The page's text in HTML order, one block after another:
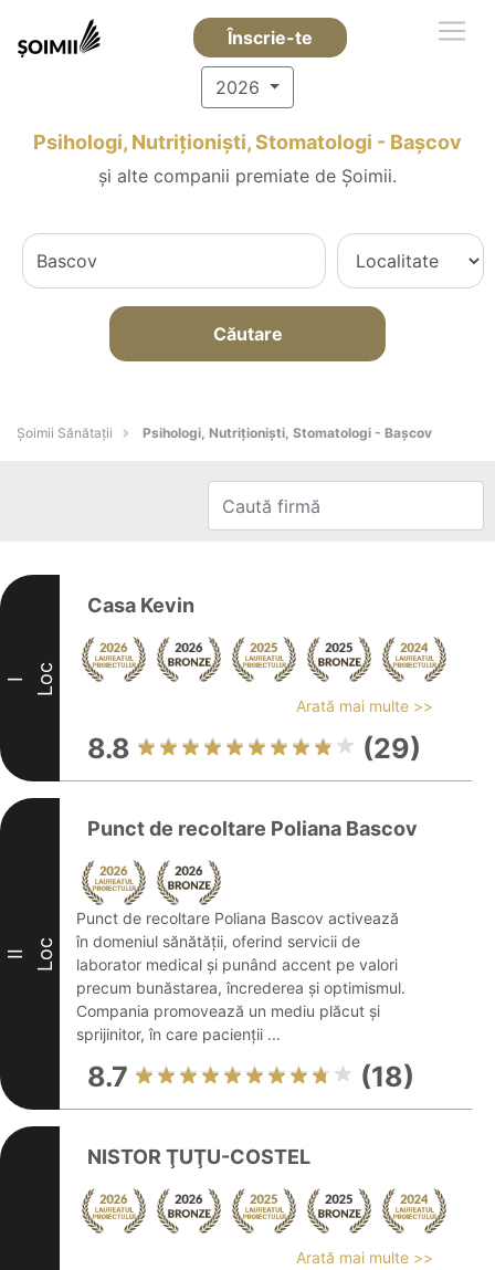
Înscrie-te
2026
Psihologi, Nutriționiști, Stomatologi - Başcov
și alte companii premiate de Șoimii.
Căutare
Şoimii Sănătații Psihologi, Nutriționiști, Stomatologi - Başcov
I Loc
Casa Kevin
Arată mai multe >>
8.8 (29)
II Loc
Punct de recoltare Poliana Bascov
Punct de recoltare Poliana Bascov activează
în domeniul sănătății, oferind servicii de
laborator medical și punând accent pe valori
precum bunăstarea, încrederea și optimismul.
Compania promovează un mediu plăcut și
sprijinitor, în care pacienții ...
8.7 (18)
NISTOR ŢUŢU-COSTEL
Arată mai multe >>